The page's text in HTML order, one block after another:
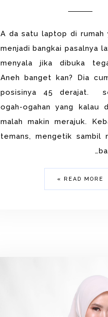
A da satu laptop di rumah
menjadi bangkai pasalnya
menyala jika dibuka
Aneh banget kan? Dia
posisinya 45 derajat.
ogah-ogahan yang kalau
malah makin merajuk.
temans, mengetik sambil
READ MORE »